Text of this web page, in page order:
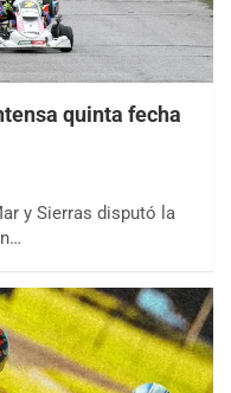
quinta fecha
y Sierras disputó la